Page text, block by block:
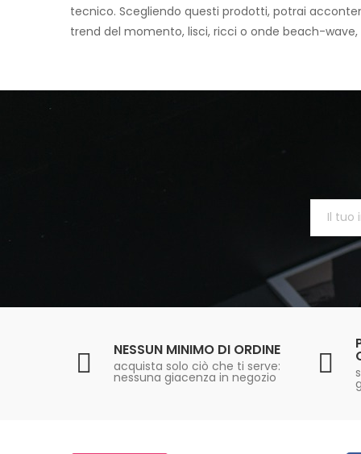
tecnico. Scegliendo questi prodotti, potrai
trend del momento, lisci, ricci o onde beach-
NESSUN MINIMO DI ORDINE
acquista solo ciò che ti serve:
nessuna giacenza in negozio